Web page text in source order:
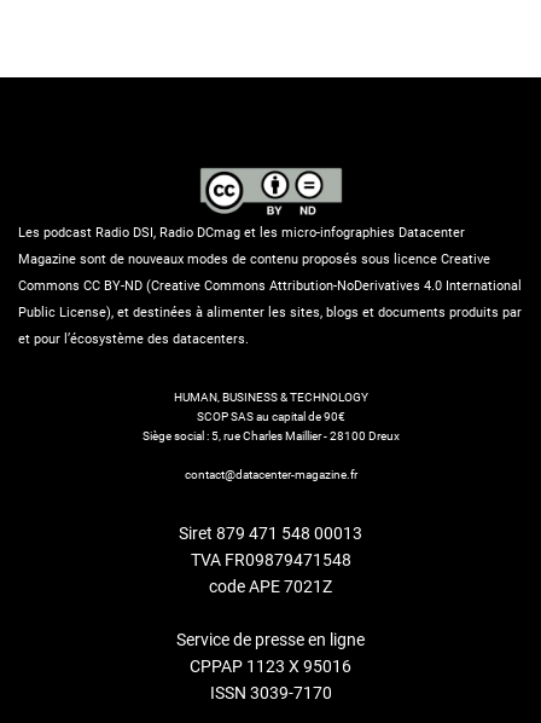
Les podcast Radio DSI, Radio DCmag et les micro-infographies Datacenter
Magazine sont de nouveaux modes de contenu proposés sous licence Creative
Commons CC BY-ND (Creative Commons Attribution-NoDerivatives 4.0 International
Public License), et destinées à alimenter les sites, blogs et documents produits par
et pour l’écosystème des datacenters.
HUMAN, BUSINESS & TECHNOLOGY
SCOP SAS au capital de 90€
Siège social : 5, rue Charles Maillier - 28100 Dreux
contact@datacenter-magazine.fr
Siret 879 471 548 00013
TVA FR09879471548
code APE 7021Z
Service de presse en ligne
CPPAP 1123 X 95016
ISSN 3039-7170